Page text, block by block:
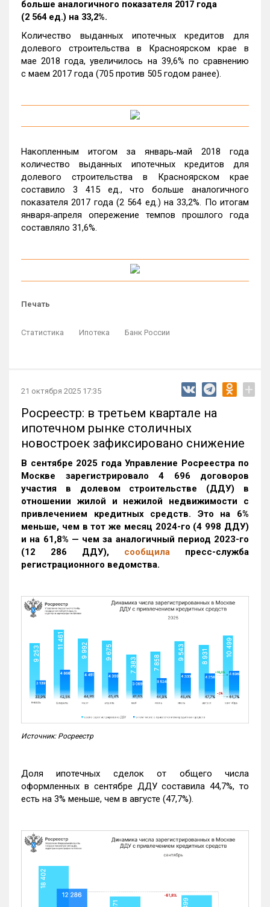
больше аналогичного показателя 2017 года
(2 564 ед.) на 33,2%.
Количество выданных ипотечных кредитов для
долевого строительства в Красноярском крае в
мае 2018 года, увеличилось на 39,6% по сравнению
с маем 2017 года (705 против 505 годом ранее).
Накопленным итогом за январь‑май 2018 года
количество выданных ипотечных кредитов для
долевого строительства в Красноярском крае
составило 3 415 ед., что больше аналогичного
показателя 2017 года (2 564 ед.) на 33,2%. По итогам
января‑апреля опережение темпов прошлого года
составляло 31,6%.
Печать
Статистика Ипотека Банк России
21 октября 2025 17:35 +
Росреестр: в третьем квартале на
ипотечном рынке столичных
новостроек зафиксировано снижение
В сентябре 2025 года Управление Росреестра по
Москве зарегистрировало 4 696 договоров
участия в долевом строительстве (ДДУ) в
отношении жилой и нежилой недвижимости с
привлечением кредитных средств. Это на 6%
меньше, чем в тот же месяц 2024-го (4 998 ДДУ)
и на 61,8% — чем за аналогичный период 2023-го
(12 286 ДДУ), сообщила пресс-служба
регистрационного ведомства.
Источник: Росреестр
Доля ипотечных сделок от общего числа
оформленных в сентябре ДДУ составила 44,7%, то
есть на 3% меньше, чем в августе (47,7%).